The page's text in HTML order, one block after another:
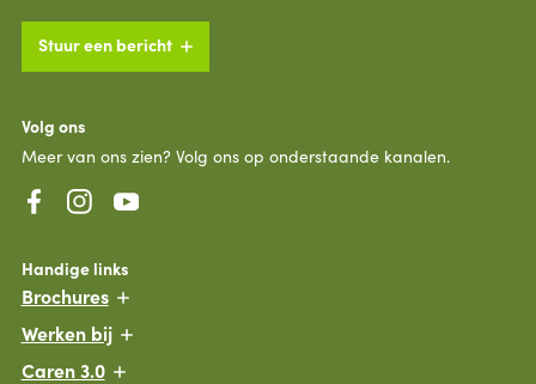
Stuur een bericht
Volg ons
Meer van ons zien? Volg ons op onderstaande kanalen.
Handige links
Brochures
Werken bij
Caren 3.0